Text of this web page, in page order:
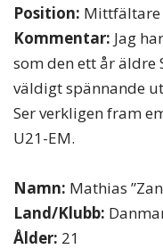
Position: Mittfältare
Kommentar: Jag
som den ett år äldre
väldigt spännande
Ser verkligen fram
U21-EM.
Namn: Mathias
Land/Klubb:
Ålder: 21